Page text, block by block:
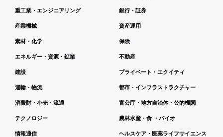
重工業・エンジニアリング
産業機械
素材・化学
エネルギー・資源・鉱業
建設
運輸・物流
消費財・小売・流通
テクノロジー
情報通信
銀行・証券
資産運用
保険
不動産
プライベート・エクイティ
都市・インフラストラクチャー
官公庁・地方自治体・公的機関
農林水産・食 ・バイオ
ヘルスケア・医薬ライフサイエンス